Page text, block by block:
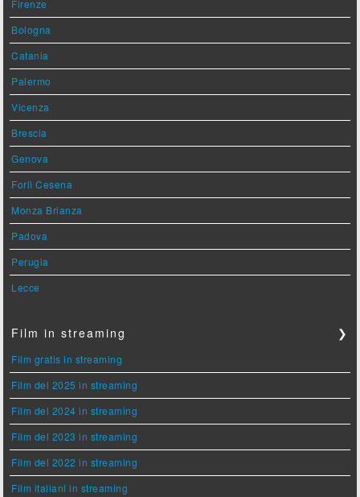
Firenze
Bologna
Catania
Palermo
Vicenza
Brescia
Genova
Forlì Cesena
Monza Brianza
Padova
Perugia
Lecce
Film in streaming ❯
Film gratis in streaming
Film del 2025 in streaming
Film del 2024 in streaming
Film del 2023 in streaming
Film del 2022 in streaming
Film italiani in streaming